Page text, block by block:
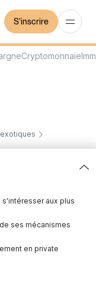
S'inscrire
Cryptomonnaie
aux plus
ses mécanismes
en private
equity
Finary